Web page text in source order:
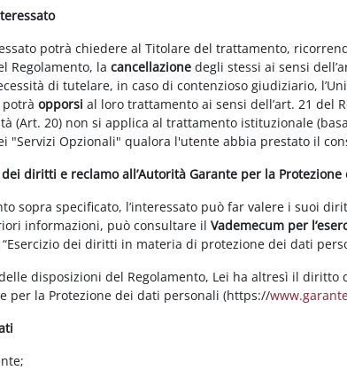
potrà chiedere al Titolare del trattamento,
Regolamento, lacancellazione degli stessi ai sensi
di tutelare, in caso di contenzioso giudiziario,
potràopporsi al loro trattamento ai sensi dell’art. 21 del
(Art. 20) non si applica al trattamento istituzionale
"Servizi Opzionali" qualora l'utente abbia prestato il
diritti e reclamo all’Autorità Garante per la
sopra specificato, l’interessato può far valere i suoi
informazioni, può consultare ilVademecum per
“Esercizio dei diritti in materia di protezione dei dati
disposizioni del Regolamento, Lei ha altresì il diritto
per la Protezione dei dati personali (https://